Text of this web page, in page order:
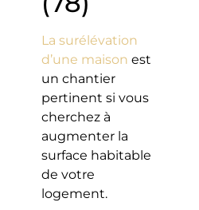
La surélévation
d’une maison est
un chantier
pertinent si vous
cherchez à
augmenter la
surface habitable
de votre
logement.